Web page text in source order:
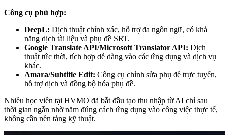
Công cụ phù hợp:
DeepL: Dịch thuật chính xác, hỗ trợ đa ngôn ngữ, có khả
năng dịch tài liệu và phụ đề SRT.
Google Translate API/Microsoft Translator API: Dịch
thuật tức thời, tích hợp dễ dàng vào các ứng dụng và dịch vụ
khác.
Amara/Subtitle Edit: Công cụ chỉnh sửa phụ đề trực tuyến,
hỗ trợ dịch và đồng bộ hóa phụ đề.
Nhiều học viên tại HVMO đã bắt đầu tạo thu nhập từ AI chỉ sau
thời gian ngắn nhờ nắm đúng cách ứng dụng vào công việc thực tế,
không cần nền tảng kỹ thuật.